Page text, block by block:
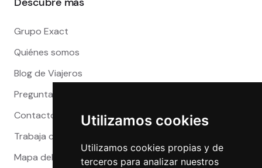
Utilizamos cookies
Utilizamos cookies propias y de
terceros para analizar nuestros
Grupo Exact
Quiénes somos
Blog de Viajeros
Preguntas Frecuentes
Contacto
Trabaja con nosotros
Mapa del sitio